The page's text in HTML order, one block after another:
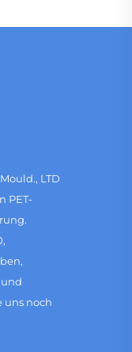
LTD
PET-
uns noch